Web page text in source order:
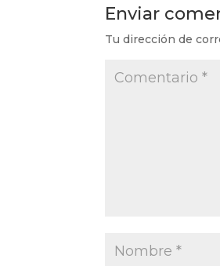
Enviar
Tu dirección de